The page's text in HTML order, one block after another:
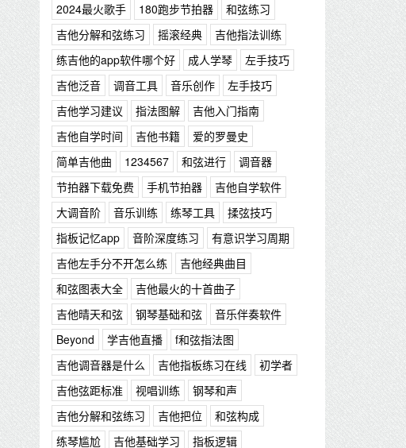
2024最火歌手
180跑步节拍器
和弦练习
吉他分解和弦练习
摇滚经典
吉他指法训练
练吉他的app软件哪个好
成人学琴
左手技巧
吉他泛音
调音工具 音乐创作
左手技巧
吉他学习建议
指法图解
吉他入门指南
吉他自学时间
吉他书籍
爱的罗曼史
简单吉他曲
1234567 和弦进行
调音器
节拍器下载免费
手机节拍器
吉他自学软件
大调音阶
音乐训练 练琴工具
揉弦技巧
指板记忆app
音阶深度练习
有意识学习周期
吉他左手分不开怎么练
吉他经典曲目
和弦图表大全
吉他最火的十首曲子
吉他晴天和弦
钢琴基础和弦
音乐伴奏软件
Beyond
学吉他直播
f和弦指法图
吉他调音器是什么
吉他指板练习在线
初学者
吉他弦距标准
视唱训练
钢琴和声
吉他分解和弦练习
吉他把位
和弦构成
练琴尴尬
吉他基础学习
指板逻辑